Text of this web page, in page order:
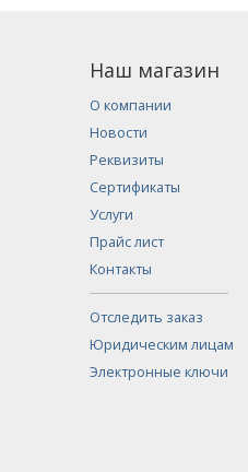
Наш магазин
О компании
Новости
Реквизиты
Сертификаты
Услуги
Прайс лист
Контакты
Отследить заказ
Юридическим лицам
Электронные ключи